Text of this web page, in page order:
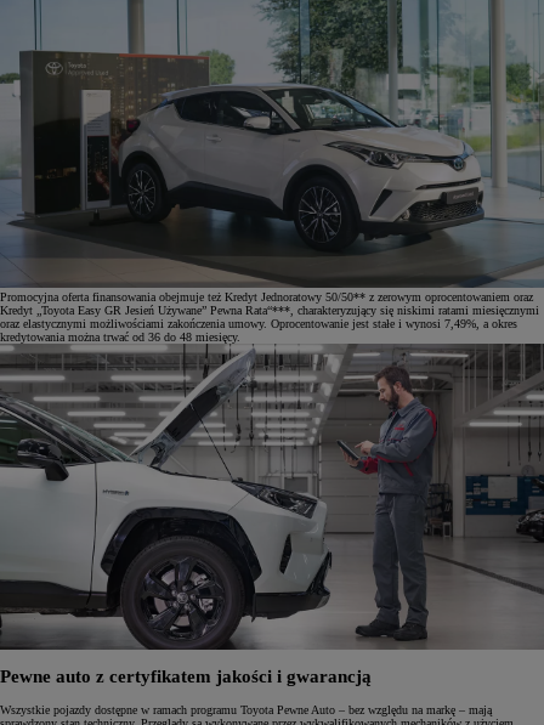
Promocyjna oferta finansowania obejmuje też Kredyt Jednoratowy 50/50** z zerowym oprocentowaniem oraz
Kredyt „Toyota Easy GR Jesień Używane” Pewna Rata“***, charakteryzujący się niskimi ratami miesięcznymi
oraz elastycznymi możliwościami zakończenia umowy. Oprocentowanie jest stałe i wynosi 7,49%, a okres
kredytowania można trwać od 36 do 48 miesięcy.
Pewne auto z certyfikatem jakości i gwarancją
Wszystkie pojazdy dostępne w ramach programu Toyota Pewne Auto – bez względu na markę – mają